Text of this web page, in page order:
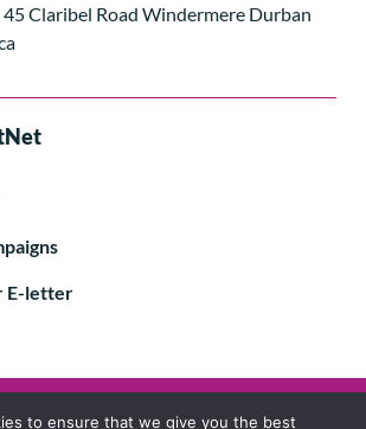
45 Claribel Road Windermere Durban
E-letter
Follow us
to ensure that we give you the best